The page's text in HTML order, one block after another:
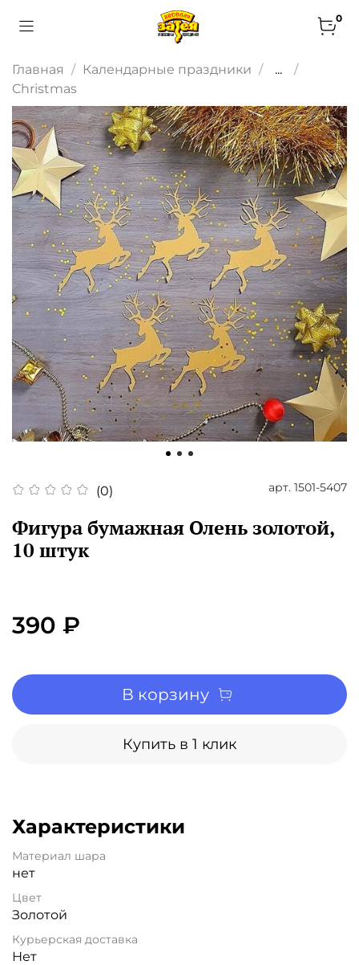
0
Главная Календарные праздники
...
Christmas
(0) арт. 1501-5407
Фигура бумажная Олень золотой,
10 штук
390 ₽
В корзину
Купить в 1 клик
Характеристики
Материал шара
нет
Цвет
Золотой
Курьерская доставка
Нет